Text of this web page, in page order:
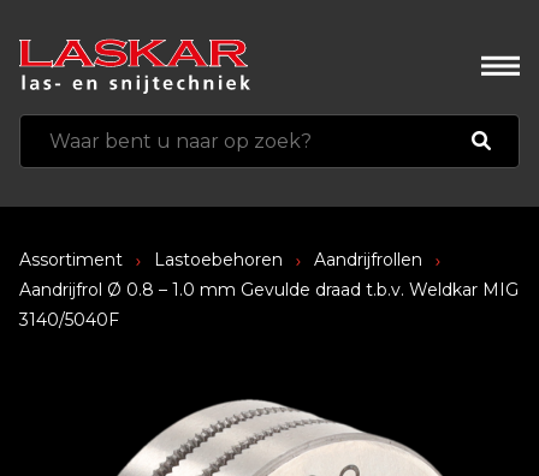
Assortiment Lastoebehoren
Aandrijfrollen
Aandrijfrol Ø 0.8 – 1.0 mm Gevulde draad t.b.v. Weldkar MIG
3140/5040F